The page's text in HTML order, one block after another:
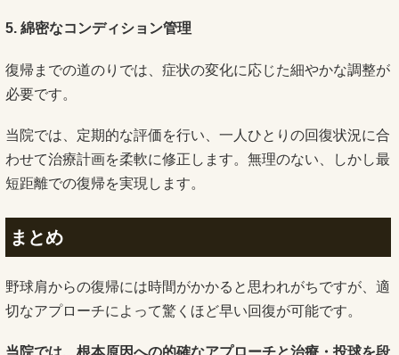
5. 綿密なコンディション管理
復帰までの道のりでは、症状の変化に応じた細やかな調整が
必要です。
当院では、定期的な評価を行い、一人ひとりの回復状況に合
わせて治療計画を柔軟に修正します。無理のない、しかし最
短距離での復帰を実現します。
まとめ
野球肩からの復帰には時間がかかると思われがちですが、適
切なアプローチによって驚くほど早い回復が可能です。
当院では、根本原因への的確なアプローチと治療・投球を段